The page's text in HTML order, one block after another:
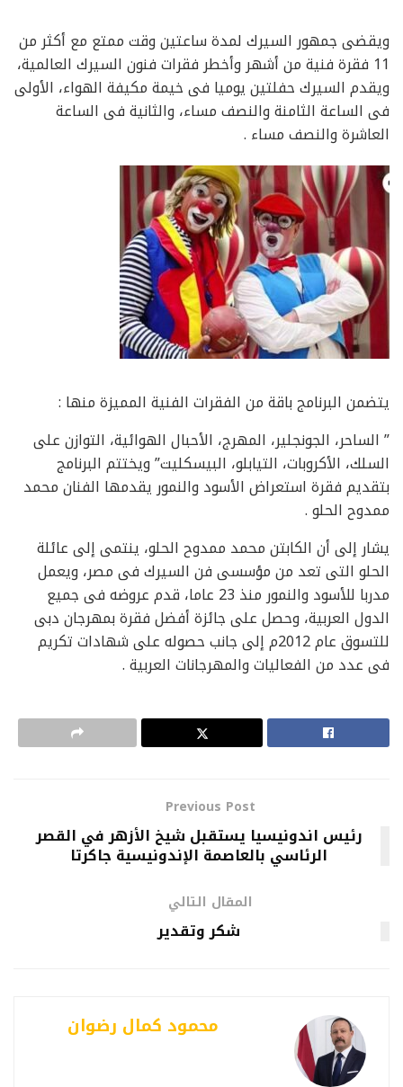
ويقضى جمهور السيرك لمدة ساعتين وقت ممتع مع أكثر من
11 فقرة فنية من أشهر وأخطر فقرات فنون السيرك العالمية،
ويقدم السيرك حفلتين يوميا فى خيمة مكيفة الهواء، الأولى
فى الساعة الثامنة والنصف مساء، والثانية فى الساعة
العاشرة والنصف مساء .
يتضمن البرنامج باقة من الفقرات الفنية المميزة منها :
” الساحر، الجونجلير، المهرج، الأحبال الهوائية، التوازن على
السلك، الأكروبات، التيابلو، البيسكليت” ويختتم البرنامج
بتقديم فقرة استعراض الأسود والنمور يقدمها الفنان محمد
ممدوح الحلو .
يشار إلى أن الكابتن محمد ممدوح الحلو، ينتمى إلى عائلة
الحلو التى تعد من مؤسسى فن السيرك فى مصر، ويعمل
مدربا للأسود والنمور منذ 23 عاما، قدم عروضه فى جميع
الدول العربية، وحصل على جائزة أفضل فقرة بمهرجان دبى
للتسوق عام 2012م إلى جانب حصوله على شهادات تكريم
فى عدد من الفعاليات والمهرجانات العربية .
Previous Post
رئيس اندونيسيا يستقبل شيخ الأزهر في القصر
الرئاسي بالعاصمة الإندونيسية جاكرتا
المقال التالي
شكر وتقدير
محمود كمال رضوان